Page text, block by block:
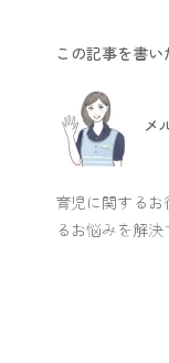
この記事を書い
メ
育児に関する
るお悩みを解